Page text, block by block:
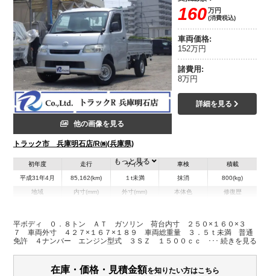
他の画像を見る
トラック市 兵庫明石店/R㈱(兵庫県)
160万円
(消費税込)
車両価格:
152万円
諸費用:
8万円
詳細を見る
初年度
平成31年4月
走行
85,162(km)
サイズ
１t未満
車検
抹消
積載
800(kg)
地域 内寸(mm)
H:370
外寸(mm)
H:1,890
本体色 修復歴
装備情報
パワステ
もっと見る
平ボディ ０．８トン ＡＴ ガソリン 荷台内寸 ２５０×１６０×３
７ 車両外寸 ４２７×１６７×１８９ 車両総重量 ３．５ｔ未満 普通
免許 ４ナンバー エンジン型式 ３ＳＺ １５００ｃｃ 保証付 小
在庫・価格・見積金額を知りたい方はこちら